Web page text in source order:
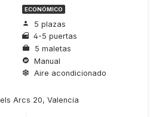
ECONÓMICO
5 plazas
4-5 puertas
5 maletas
Manual
Aire acondicionado
Arcs 20, Valencia